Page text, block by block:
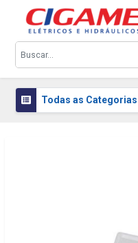
Todas as Categorias